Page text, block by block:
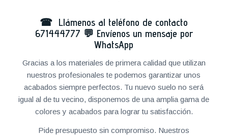
☎ Llámenos al teléfono de contacto
671444777 💬 Envíenos un mensaje por
WhatsApp
Gracias a los materiales de primera calidad que utilizan
nuestros profesionales te podemos garantizar unos
acabados siempre perfectos. Tu nuevo suelo no será
igual al de tu vecino, disponemos de una amplia gama de
colores y acabados para lograr tu satisfacción.
Pide presupuesto sin compromiso. Nuestros